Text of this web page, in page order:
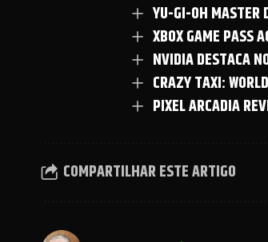
YU-GI-OH MASTER
XBOX GAME PASS
NVIDIA DESTACA
CRAZY TAXI:
PIXEL ARCADIA
COMPARTILHAR ESTE ARTIGO